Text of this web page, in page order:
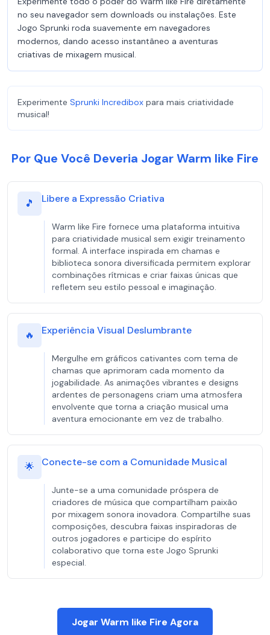
no seu navegador sem downloads ou instalações. Este
Jogo Sprunki roda suavemente em navegadores
modernos, dando acesso instantâneo a aventuras
criativas de mixagem musical.
Experimente Sprunki Incredibox para mais criatividade
musical!
Por Que Você Deveria Jogar Warm like Fire
🎵 Libere a Expressão Criativa
Warm like Fire fornece uma plataforma intuitiva
para criatividade musical sem exigir treinamento
formal. A interface inspirada em chamas e
biblioteca sonora diversificada permitem explorar
combinações rítmicas e criar faixas únicas que
refletem seu estilo pessoal e imaginação.
🔥 Experiência Visual Deslumbrante
Mergulhe em gráficos cativantes com tema de
chamas que aprimoram cada momento da
jogabilidade. As animações vibrantes e designs
ardentes de personagens criam uma atmosfera
envolvente que torna a criação musical uma
aventura emocionante em vez de trabalho.
🌟 Conecte-se com a Comunidade Musical
Junte-se a uma comunidade próspera de
criadores de música que compartilham paixão
por mixagem sonora inovadora. Compartilhe suas
composições, descubra faixas inspiradoras de
outros jogadores e participe do espírito
colaborativo que torna este Jogo Sprunki
especial.
Jogar Warm like Fire Agora